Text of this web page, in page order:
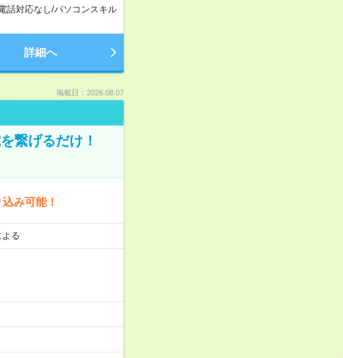
話対応なし/パソコンスキル
詳細へ
掲載日：2026.08.07
繋げるだけ！
み可能！
る